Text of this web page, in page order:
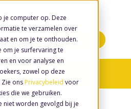
je computer op. Deze
te verzamelen over
en om je te onthouden.
om je surfervaring te
en voor analyse en
zowel op deze
ons Privacybeleid voor
die we gebruiken.
niet worden gevolgd bij je
Minidemo's